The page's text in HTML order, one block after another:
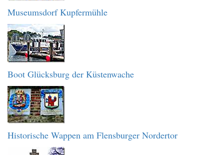
Museumsdorf Kupfermühle
Boot Glücksburg der Küstenwache
Historische Wappen am Flensburger Nordertor